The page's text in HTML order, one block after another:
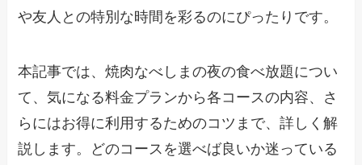
や友人との特別な時間を彩るのにぴったりです。
本記事では、焼肉なべしまの夜の食べ放題につい
て、気になる料金プランから各コースの内容、さ
らにはお得に利用するためのコツまで、詳しく解
説します。どのコースを選べば良いか迷っている